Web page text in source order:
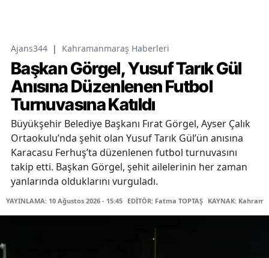
Ajans344 | Kahramanmaraş Haberleri
Başkan Görgel, Yusuf Tarık Gül
Anısına Düzenlenen Futbol
Turnuvasına Katıldı
Büyükşehir Belediye Başkanı Fırat Görgel, Ayser Çalık
Ortaokulu’nda şehit olan Yusuf Tarık Gül’ün anısına
Karacasu Ferhuş’ta düzenlenen futbol turnuvasını
takip etti. Başkan Görgel, şehit ailelerinin her zaman
yanlarında olduklarını vurguladı.
YAYINLAMA: 10 Ağustos 2026 - 15:45 EDİTÖR: Fatma TOPTAŞ KAYNAK: